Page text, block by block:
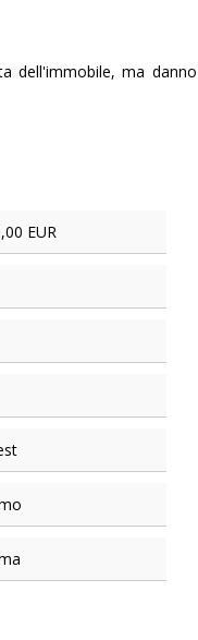
dell'immobile, ma
EUR